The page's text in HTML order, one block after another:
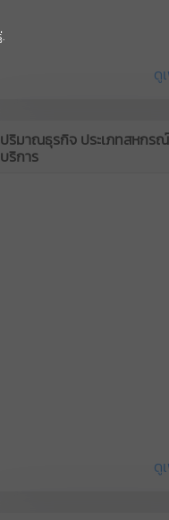
ดู
ปริมาณธุรกิจ ประเภทสหกรณ์
บริการ
ดู